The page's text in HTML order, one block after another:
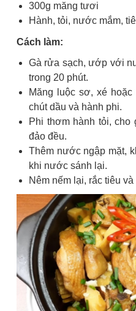
300g măng tươi
Hành, tỏi, nước mắm,
Cách làm:
Gà rửa sạch, ướp với
trong 20 phút.
Măng luộc sơ, xé
chút dầu và hành phi.
Phi thơm hành tỏi, cho
đảo đều.
Thêm nước ngập mặt,
khi nước sánh lại.
Nêm nếm lại, rắc tiêu